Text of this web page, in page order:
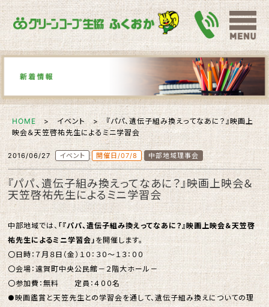
HOME> イベント > 『パパ、遺伝子組み換えってなあに？』映画上
映会＆天笠啓祐先生によるミニ学習会
2016/06/27 イベント 開催日/07/8 中部地域理事会
『パパ、遺伝子組み換えってなあに？』映画上映会＆
天笠啓祐先生によるミニ学習会
中部地域では、「『パパ、遺伝子組み換えってなあに？』映画上映会＆天笠啓
祐先生によるミニ学習会」を開催します。
〇日時：７月８日（金）１０：３０～１３：００
〇会場：遠賀町中央公民館－２階大ホール－
〇参加費：無料 定員：４００名
●映画鑑賞と天笠先生との学習会を通して、遺伝子組み換えについての理